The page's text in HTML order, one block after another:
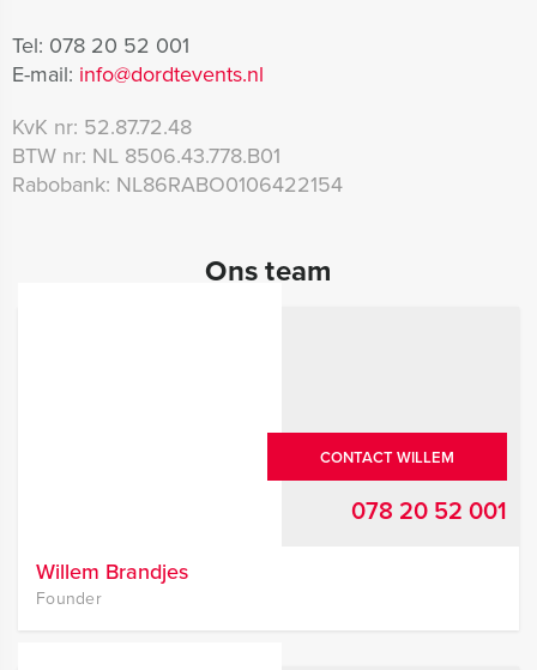
Tel: 078 20 52 001
E-mail: info@dordtevents.nl
KvK nr: 52.87.72.48
BTW nr: NL 8506.43.778.B01
Rabobank: NL86RABO0106422154
Ons team
CONTACT WILLEM
078 20 52 001
Willem Brandjes
Founder